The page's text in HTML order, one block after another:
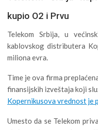
kupio O2 i Prvu
Telekom Srbija, u
kablovskog distributera
miliona evra.
Time je ova firma
finansijskih izveštaja koji
Kopernikusova vrednost je
Umesto da se Telekom